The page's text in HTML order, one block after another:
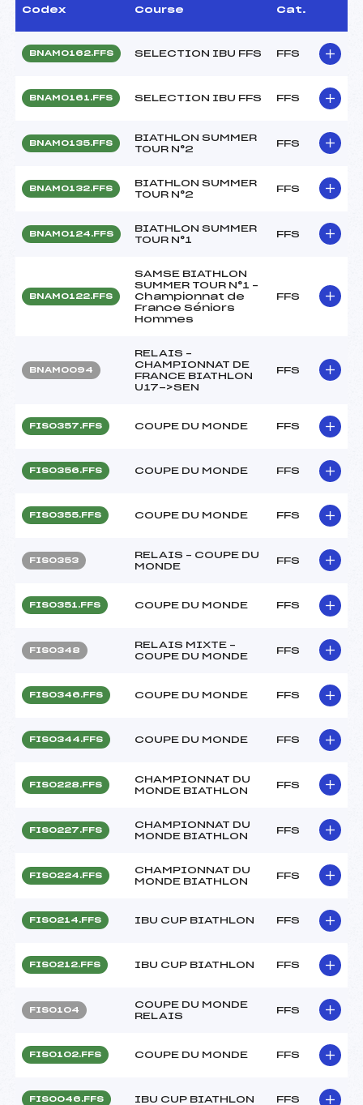
Codex Course Cat.
BNAM0162.FFS SELECTION IBU FFS FFS
BNAM0161.FFS SELECTION IBU FFS FFS
BNAM0135.FFS
BIATHLON SUMMER
TOUR N°2
FFS
BNAM0132.FFS
BIATHLON SUMMER
TOUR N°2
FFS
BNAM0124.FFS
BIATHLON SUMMER
TOUR N°1
FFS
BNAM0122.FFS
SAMSE BIATHLON
SUMMER TOUR N°1 –
Championnat de
France Séniors
Hommes
FFS
BNAM0094
RELAIS –
CHAMPIONNAT DE
FRANCE BIATHLON
U17->SEN
FFS
FIS0357.FFS COUPE DU MONDE FFS
FIS0356.FFS COUPE DU MONDE FFS
FIS0355.FFS COUPE DU MONDE FFS
FIS0353
RELAIS – COUPE DU
MONDE
FFS
FIS0351.FFS COUPE DU MONDE FFS
FIS0348
RELAIS MIXTE –
COUPE DU MONDE
FFS
FIS0346.FFS COUPE DU MONDE FFS
FIS0344.FFS COUPE DU MONDE FFS
FIS0228.FFS
CHAMPIONNAT DU
MONDE BIATHLON
FFS
FIS0227.FFS
CHAMPIONNAT DU
MONDE BIATHLON
FFS
FIS0224.FFS
CHAMPIONNAT DU
MONDE BIATHLON
FFS
FIS0214.FFS IBU CUP BIATHLON FFS
FIS0212.FFS IBU CUP BIATHLON FFS
FIS0104
COUPE DU MONDE
RELAIS
FFS
FIS0102.FFS COUPE DU MONDE FFS
FIS0046.FFS IBU CUP BIATHLON FFS